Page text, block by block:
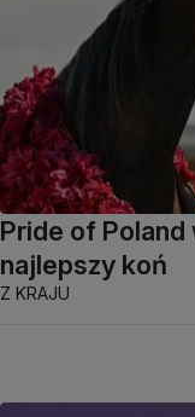
Pride of
najlepszy koń
Z KRAJU